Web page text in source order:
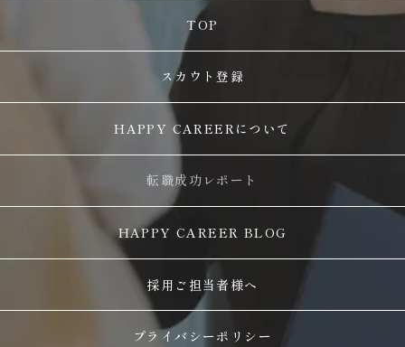
TOP
スカウト登録
HAPPY CAREERについて
転職成功レポート
HAPPY CAREER BLOG
採用ご担当者様へ
プライバシーポリシー